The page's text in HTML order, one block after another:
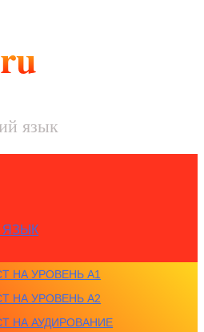
язык
НА УРОВЕНЬ A1
НА УРОВЕНЬ A2
НА АУДИРОВАНИЕ